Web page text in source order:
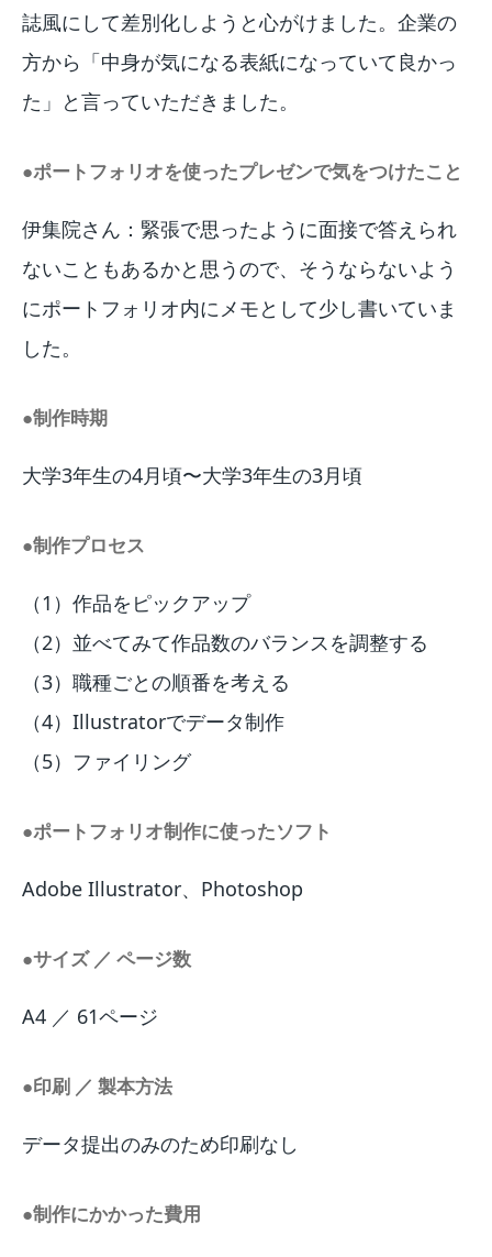
誌風にして差別化しようと心がけました。企業の
方から「中身が気になる表紙になっていて良かっ
た」と言っていただきました。
●ポートフォリオを使ったプレゼンで気をつけたこと
伊集院さん：緊張で思ったように面接で答えられ
ないこともあるかと思うので、そうならないよう
にポートフォリオ内にメモとして少し書いていま
した。
●制作時期
大学3年生の4月頃〜大学3年生の3月頃
●制作プロセス
（1）作品をピックアップ
（2）並べてみて作品数のバランスを調整する
（3）職種ごとの順番を考える
（4）Illustratorでデータ制作
（5）ファイリング
●ポートフォリオ制作に使ったソフト
Adobe Illustrator、Photoshop
●サイズ ／ ページ数
A4 ／ 61ページ
●印刷 ／ 製本方法
データ提出のみのため印刷なし
●制作にかかった費用